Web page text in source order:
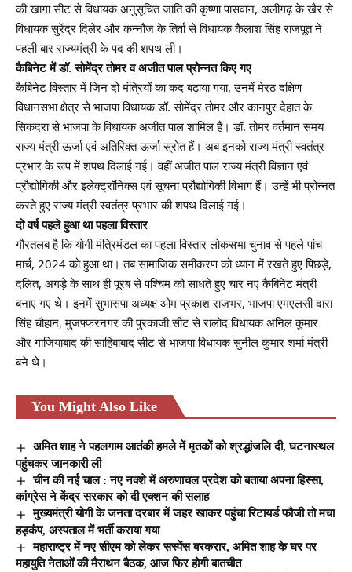
की खागा सीट से विधायक अनुसूचित जाति की कृष्णा पासवान, अलीगढ़ के खैर से
विधायक सुरेंद्र दिलेर और कन्नौज के तिर्वा से विधायक कैलाश सिंह राजपूत ने
पहली बार राज्यमंत्री के पद की शपथ ली।
कैबिनेट में डॉ. सोमेंद्र तोमर व अजीत पाल प्रोन्नत किए गए
कैबिनेट विस्तार में जिन दो मंत्रियों का कद बढ़ाया गया, उनमें मेरठ दक्षिण
विधानसभा क्षेत्र से भाजपा विधायक डॉ. सोमेंद्र तोमर और कानपुर देहात के
सिकंदरा से भाजपा के विधायक अजीत पाल शामिल हैं। डॉ. तोमर वर्तमान समय
राज्य मंत्री ऊर्जा एवं अतिरिक्त ऊर्जा स्रोत हैं। अब इनको राज्य मंत्री स्वतंत्र
प्रभार के रूप में शपथ दिलाई गई। वहीं अजीत पाल राज्य मंत्री विज्ञान एवं
प्रौद्योगिकी और इलेक्ट्रॉनिक्स एवं सूचना प्रौद्योगिकी विभाग हैं। उन्हें भी प्रोन्नत
करते हुए राज्य मंत्री स्वतंत्र प्रभार की शपथ दिलाई गई।
दो वर्ष पहले हुआ था पहला विस्तार
गौरतलब है कि योगी मंत्रिमंडल का पहला विस्तार लोकसभा चुनाव से पहले पांच
मार्च, 2024 को हुआ था। तब सामाजिक समीकरण को ध्यान में रखते हुए पिछड़े,
दलित, अगड़े के साथ ही पूरब से पश्चिम को साधते हुए चार नए कैबिनेट मंत्री
बनाए गए थे। इनमें सुभासपा अध्यक्ष ओम प्रकाश राजभर, भाजपा एमएलसी दारा
सिंह चौहान, मुजफ्फरनगर की पुरकाजी सीट से रालोद विधायक अनिल कुमार
और गाजियाबाद की साहिबाबाद सीट से भाजपा विधायक सुनील कुमार शर्मा मंत्री
बने थे।
You Might Also Like
अमित शाह ने पहलगाम आतंकी हमले में मृतकों को श्रद्धांजलि दी, घटनास्थल
पहुंचकर जानकारी ली
चीन की नई चाल : नए नक्शे में अरुणाचल प्रदेश को बताया अपना हिस्सा,
कांग्रेस ने केंद्र सरकार को दी एक्शन की सलाह
मुख्यमंत्री योगी के जनता दरबार में जहर खाकर पहुंचा रिटायर्ड फौजी तो मचा
हड़कंप, अस्पताल में भर्ती कराया गया
महाराष्ट्र में नए सीएम को लेकर सस्पेंस बरकरार, अमित शाह के घर पर
महायुति नेताओं की मैराथन बैठक, आज फिर होगी बातचीत